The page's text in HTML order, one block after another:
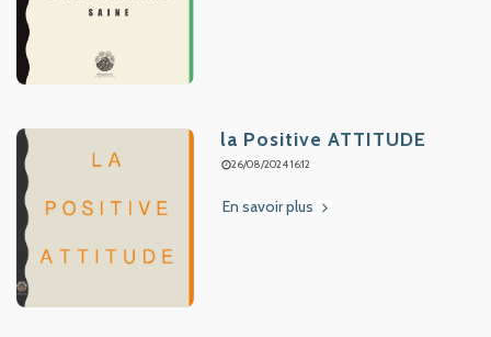
la Positive ATTITUDE
26/08/2024 16:12
En savoir plus